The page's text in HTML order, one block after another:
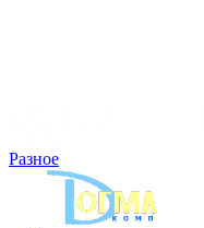
Разное